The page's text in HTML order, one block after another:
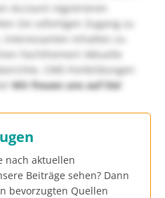
Account registrieren
Sie sofortigen Zugang zu
Inhalten zu
Fachthemen! Aktuelle
CME-Fortbildungen
Wir freuen uns auf Sie!
nach aktuellen
Beiträge sehen? Dann
bevorzugten Quellen